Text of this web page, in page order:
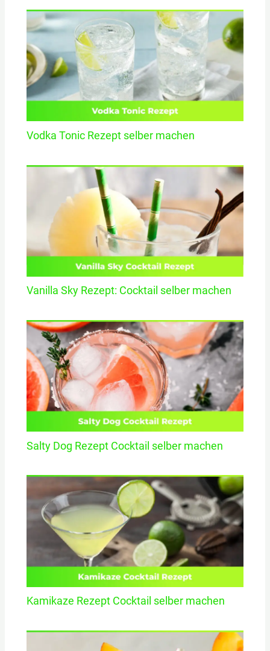
Vodka Tonic Rezept selber machen
Vanilla Sky Rezept: Cocktail selber machen
Salty Dog Rezept Cocktail selber machen
Kamikaze Rezept Cocktail selber machen